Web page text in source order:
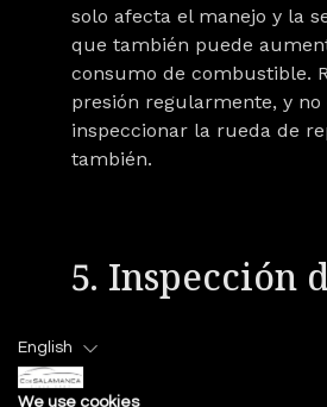
solo afecta el manejo y la
que también puede
consumo de combustible.
presión regularmente, y no
inspeccionar la rueda de
también.
5. Inspección
Sorpresas
English
We use cookies